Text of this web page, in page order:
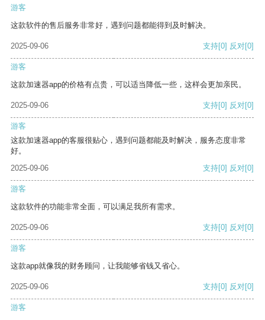
游客
这款软件的售后服务非常好，遇到问题都能得到及时解决。
2025-09-06 支持[0] 反对[0]
游客
这款加速器app的价格有点贵，可以适当降低一些，这样会更加亲民。
2025-09-06 支持[0] 反对[0]
游客
这款加速器app的客服很贴心，遇到问题都能及时解决，服务态度非常
好。
2025-09-06
支持[0] 反对[0]
游客
这款软件的功能非常全面，可以满足我所有需求。
2025-09-06 支持[0] 反对[0]
游客
这款app就像我的财务顾问，让我能够省钱又省心。
2025-09-06 支持[0] 反对[0]
游客